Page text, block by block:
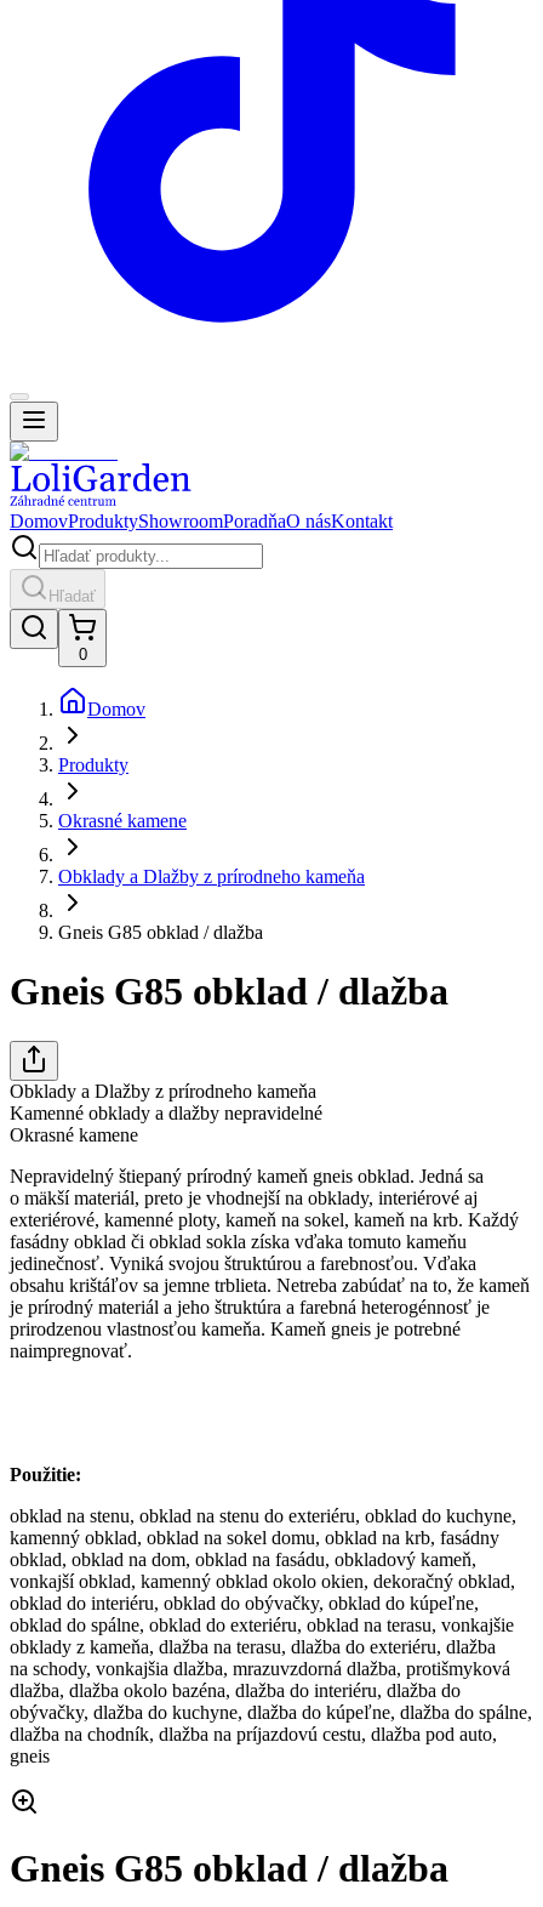
DomovProduktyShowroomPoradňaO násKontakt
Hľadať
0
Domov
Produkty
Okrasné kamene
Obklady a Dlažby z prírodneho kameňa
Gneis G85 obklad / dlažba
Gneis G85 obklad / dlažba
Obklady a Dlažby z prírodneho kameňa
Kamenné obklady a dlažby nepravidelné
Okrasné kamene
Nepravidelný štiepaný prírodný kameň gneis obklad. Jedná sa
o mäkší materiál, preto je vhodnejší na obklady, interiérové aj
exteriérové, kamenné ploty, kameň na sokel, kameň na krb. Každý
fasádny obklad či obklad sokla získa vďaka tomuto kameňu
jedinečnosť. Vyniká svojou štruktúrou a farebnosťou. Vďaka
obsahu krištáľov sa jemne trblieta. Netreba zabúdať na to, že kameň
je prírodný materiál a jeho štruktúra a farebná heterogénnosť je
prirodzenou vlastnosťou kameňa. Kameň gneis je potrebné
naimpregnovať.
Použitie:
obklad na stenu, obklad na stenu do exteriéru, obklad do kuchyne,
kamenný obklad, obklad na sokel domu, obklad na krb, fasádny
obklad, obklad na dom, obklad na fasádu, obkladový kameň,
vonkajší obklad, kamenný obklad okolo okien, dekoračný obklad,
obklad do interiéru, obklad do obývačky, obklad do kúpeľne,
obklad do spálne, obklad do exteriéru, obklad na terasu, vonkajšie
obklady z kameňa, dlažba na terasu, dlažba do exteriéru, dlažba
na schody, vonkajšia dlažba, mrazuvzdorná dlažba, protišmyková
dlažba, dlažba okolo bazéna, dlažba do interiéru, dlažba do
obývačky, dlažba do kuchyne, dlažba do kúpeľne, dlažba do spálne,
dlažba na chodník, dlažba na príjazdovú cestu, dlažba pod auto,
gneis
Gneis G85 obklad / dlažba